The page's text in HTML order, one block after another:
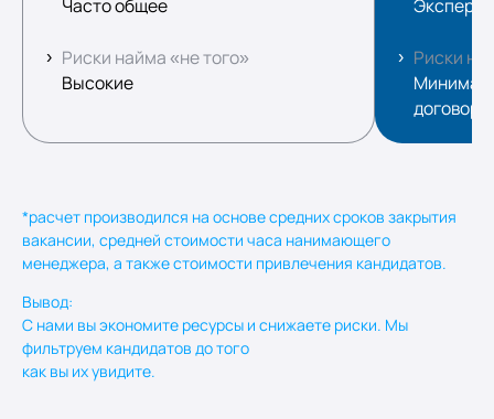
Часто общее
Риски найма «не того»
Высокие
Риски
*расчет производился на основе средних сроков закрытия
вакансии, средней стоимости часа нанимающего
менеджера, а также стоимости привлечения кандидатов.
Вывод:
С нами вы экономите ресурсы и снижаете риски. Мы
фильтруем кандидатов до того
как вы их увидите.